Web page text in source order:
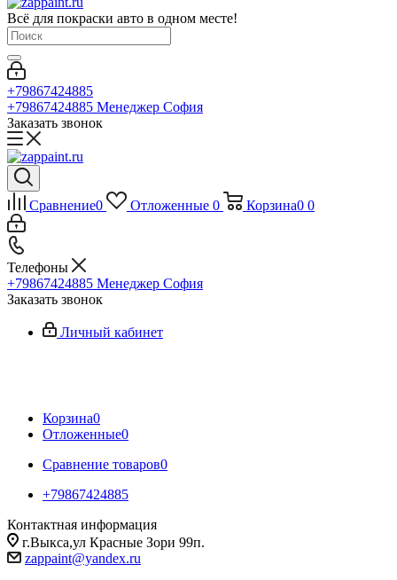
Всё для покраски авто в одном месте!
+79867424885
+79867424885 Менеджер София
Заказать звонок
Сравнение0 Отложенные 0 Корзина0 0
Телефоны
+79867424885 Менеджер София
Заказать звонок
Личный кабинет
Корзина0
Отложенные0
Сравнение товаров0
+79867424885
Контактная информация
г.Выкса,ул Красные Зори 99п.
zappaint@yandex.ru